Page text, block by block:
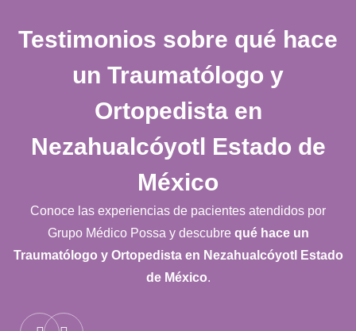
Testimonios sobre qué hace
un Traumatólogo y
Ortopedista en
Nezahualcóyotl Estado de
México
Conoce las experiencias de pacientes atendidos por
Grupo Médico Possa y descubre qué hace un
Traumatólogo y Ortopedista en Nezahualcóyotl Estado
de México.